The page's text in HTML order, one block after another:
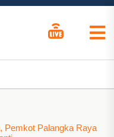
Pemkot Palangka Raya